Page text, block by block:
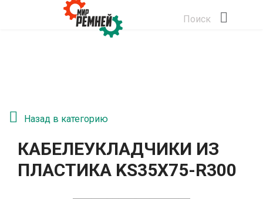
Поиск
Назад в категорию
КАБЕЛЕУКЛАДЧИКИ ИЗ
ПЛАСТИКА KS35Х75-R300